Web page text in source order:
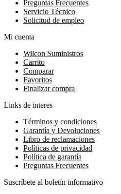
Preguntas Frecuentes
Servicio Técnico
Solicitud de empleo
Mi cuenta
Wilcon Suministros
Carrito
Comparar
Favoritos
Finalizar compra
Links de interes
Términos y condiciones
Garantía y Devoluciones
Libro de reclamaciones
Políticas de privacidad
Política de garantía
Preguntas Frecuentes
Suscríbete al boletín informativo